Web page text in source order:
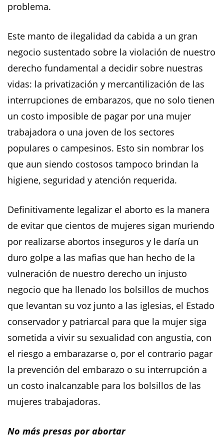
problema.
Este manto de ilegalidad da cabida a un gran
negocio sustentado sobre la violación de nuestro
derecho fundamental a decidir sobre nuestras
vidas: la privatización y mercantilización de las
interrupciones de embarazos, que no solo tienen
un costo imposible de pagar por una mujer
trabajadora o una joven de los sectores
populares o campesinos. Esto sin nombrar los
que aun siendo costosos tampoco brindan la
higiene, seguridad y atención requerida.
Definitivamente legalizar el aborto es la manera
de evitar que cientos de mujeres sigan muriendo
por realizarse abortos inseguros y le daría un
duro golpe a las mafias que han hecho de la
vulneración de nuestro derecho un injusto
negocio que ha llenado los bolsillos de muchos
que levantan su voz junto a las iglesias, el Estado
conservador y patriarcal para que la mujer siga
sometida a vivir su sexualidad con angustia, con
el riesgo a embarazarse o, por el contrario pagar
la prevención del embarazo o su interrupción a
un costo inalcanzable para los bolsillos de las
mujeres trabajadoras.
No más presas por abortar